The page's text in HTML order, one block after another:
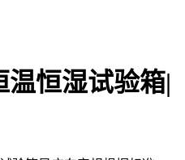
温恒湿试验箱|